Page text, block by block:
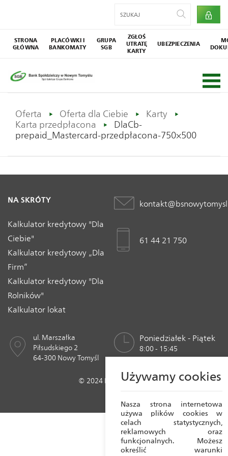
Używamy cookies
Nasza strona internetowa
używa plików cookies w
celach statystycznych,
reklamowych oraz
funkcjonalnych. Możesz
określić warunki
STRONA
GŁÓWNA
PLACÓWKI I
BANKOMATY
GRUPA
SGB
ZGŁOŚ
UTRATĘ
KARTY
UBEZPIECZENIA
Oferta Oferta dla Ciebie
Karty
Karta przedpłacona
DlaCb-
prepaid_Mastercard-przedpłacona-750×500
NA SKRÓTY
Kalkulator kredytowy "Dla
Ciebie"
Kalkulator kredytowy „Dla
Firm”
Kalkulator kredytowy "Dla
Rolników"
Kalkulator lokat
61 44 21 750
ul. Marszałka
Piłsudskiego 2
64-300 Nowy Tomyśl
Poniedziałek - Piątek
8:00 - 15:45
© 2024 Bank Spółdzielczy w Nowym Tomyślu
Realizacja:Crafton 2023